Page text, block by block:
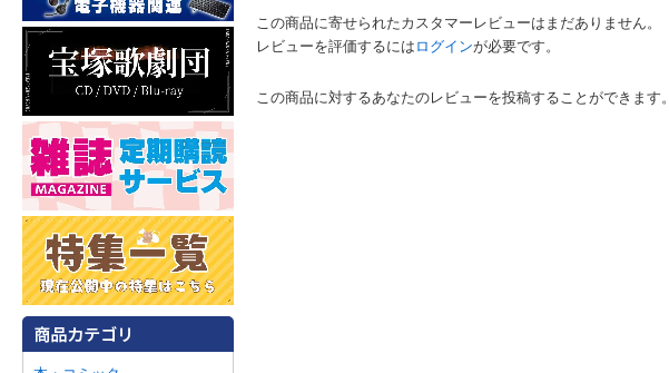
この商品に寄せられたカスタマーレビューはまだありません。
レビューを評価するには ログインが必要です。
この商品に対するあなたのレビューを投稿することができます。